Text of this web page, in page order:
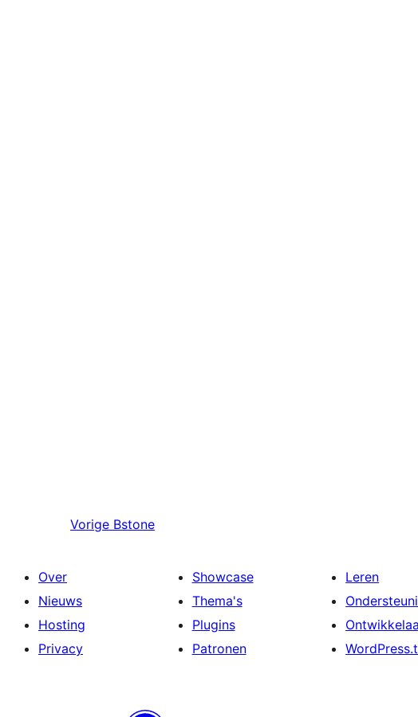
Vorige Bstone
Over
Nieuws
Hosting
Privacy
Showcase
Thema's
Plugins
Patronen
Leren